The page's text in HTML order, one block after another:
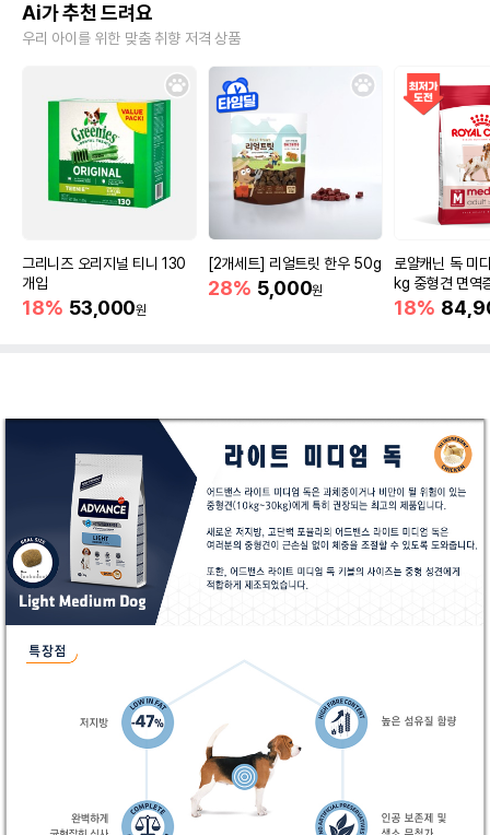
Ai가 추천 드려요
우리 아이를 위한 맞춤 취향 저격 상품
그리니즈 오리지널 티니 130
개입
18% 53,000원
[2개세트] 리얼트릿 한우 50g
28% 5,000원
로얄캐닌 독 미
kg 중형견 면역
18%